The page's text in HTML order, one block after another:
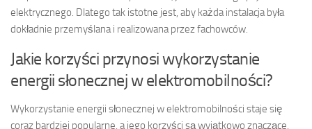
elektrycznego. Dlatego tak istotne jest, aby każda instalacja była
dokładnie przemyślana i realizowana przez fachowców.
Jakie korzyści przynosi wykorzystanie
energii słonecznej w elektromobilności?
Wykorzystanie energii słonecznej w elektromobilności staje się
coraz bardziej popularne, a jego korzyści są wyjątkowo znaczące.